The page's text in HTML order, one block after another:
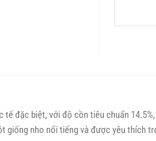
đặc biệt, với độ cồn tiêu chuẩn
giống nho nổi tiếng và được yêu thích